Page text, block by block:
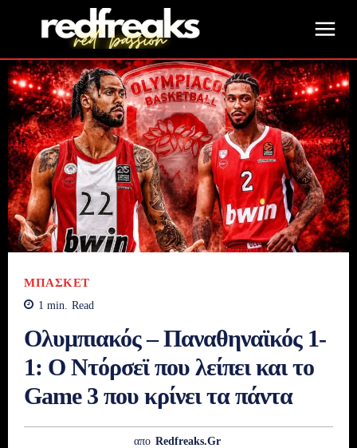
ΜΠΆΣΚΕΤ
1 min. Read
Ολυμπιακός – Παναθηναϊκός 1-
1: Ο Ντόρσεϊ που λείπει και το
Game 3 που κρίνει τα πάντα
απο Redfreaks.gr